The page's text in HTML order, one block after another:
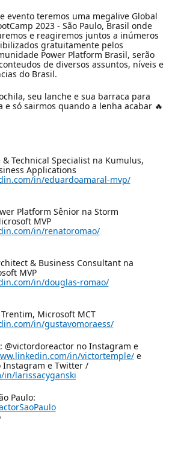
evento teremos uma megalive Global
2023 - São Paulo, Brasil onde
e reagiremos juntos a inúmeros
gratuitamente pelos
Power Platform Brasil, serão
de diversos assuntos, níveis e
do Brasil.
seu lanche e sua barraca para
só sairmos quando a lenha acabar 🔥
& Technical Specialist na Kumulus,
Applications
in/eduardoamaral-mvp/
Platform Sênior na Storm
MVP
in/renatoromao/
& Business Consultant na
MVP
in/douglas-romao/
Microsoft MCT
in/gustavomoraess/
@victordoreactor no Instagram e
in/victortemple/e
Instagram e Twitter /
in/larissacyganski
Paulo: